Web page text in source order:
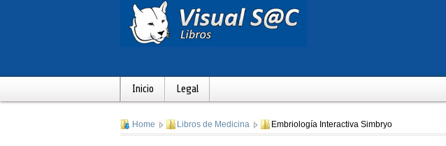
Inicio Legal
Home Libros de Medicina Embriología Interactiva Simbryo